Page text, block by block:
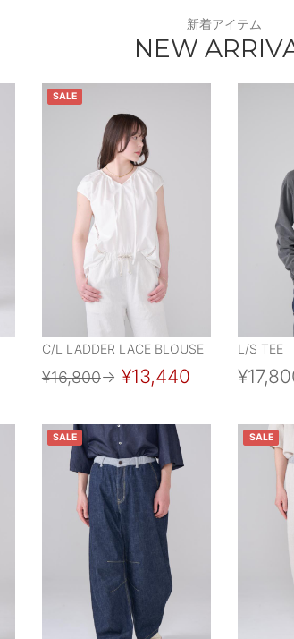
新着アイテム
NEW
SALE
C/L LADDER LACE BLOUSE
¥16,800→ ¥13,440
L/S TEE
SALE SALE